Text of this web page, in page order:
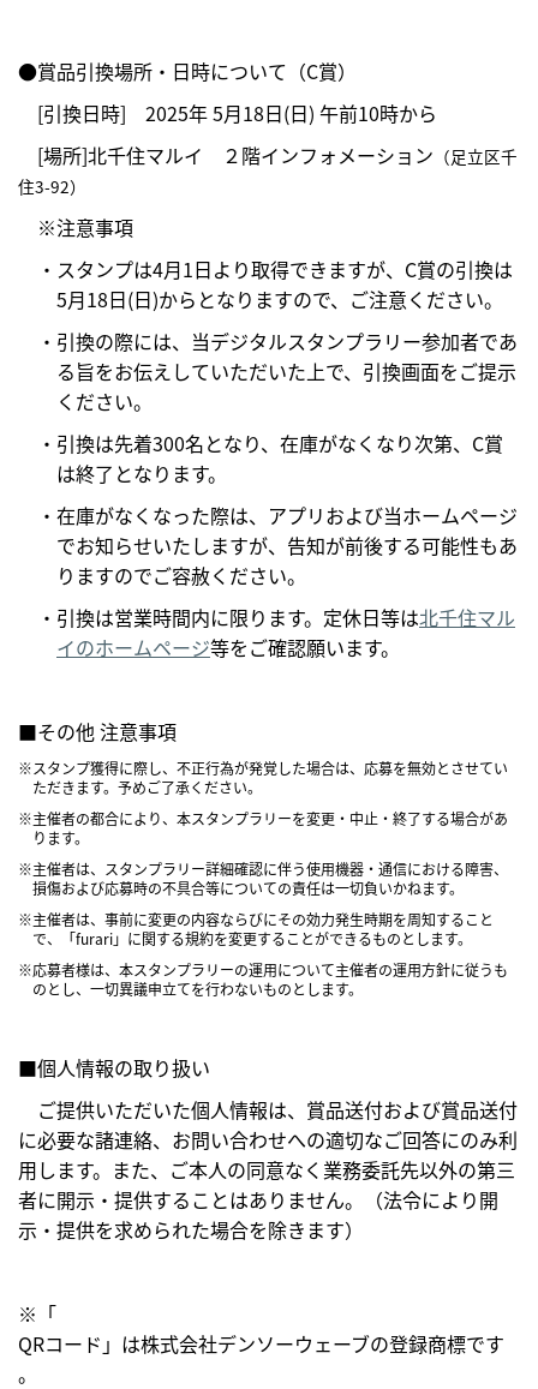
●賞品引換場所・日時について（C賞）
[引換日時] 2025年 5月18日(日) 午前10時から
[場所]北千住マルイ ２階インフォメーション （足立区千
住3-92）
※注意事項
・スタンプは4月1日より取得できますが、C賞の引換は
5月18日(日)からとなりますので、ご注意ください。
・引換の際には、当デジタルスタンプラリー参加者であ
る旨をお伝えしていただいた上で、引換画面をご提示
ください。
・引換は先着300名となり、在庫がなくなり次第、C賞
は終了となります。
・在庫がなくなった際は、アプリおよび当ホームページ
でお知らせいたしますが、告知が前後する可能性もあ
りますのでご容赦ください。
・引換は営業時間内に限ります。定休日等は北千住マル
イのホームページ等をご確認願います。
■その他 注意事項
※スタンプ獲得に際し、不正行為が発覚した場合は、応募を無効とさせてい
ただきます。予めご了承ください。
※主催者の都合により、本スタンプラリーを変更・中止・終了する場合があ
ります。
※主催者は、スタンプラリー詳細確認に伴う使用機器・通信における障害、
損傷および応募時の不具合等についての責任は一切負いかねます。
※主催者は、事前に変更の内容ならびにその効力発生時期を周知すること
で、「furari」に関する規約を変更することができるものとします。
※応募者様は、本スタンプラリーの運用について主催者の運用方針に従うも
のとし、一切異議申立てを行わないものとします。
■個人情報の取り扱い
ご提供いただいた個人情報は、賞品送付および賞品送付
に必要な諸連絡、お問い合わせへの適切なご回答にのみ利
用します。また、ご本人の同意なく業務委託先以外の第三
者に開示・提供することはありません。（法令により開
示・提供を求められた場合を除きます）
※「
QRコード」は株式会社デンソーウェーブの登録商標です
。